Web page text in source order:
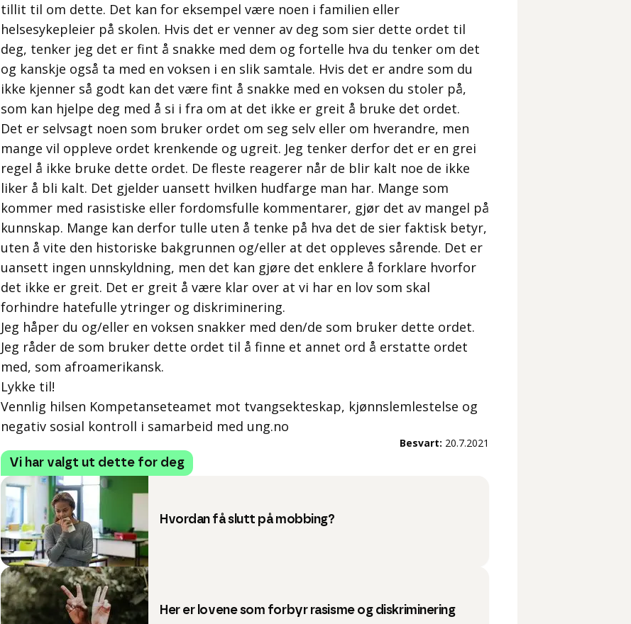
tillit til om dette. Det kan for eksempel være noen i familien eller
helsesykepleier på skolen. Hvis det er venner av deg som sier dette ordet til
deg, tenker jeg det er fint å snakke med dem og fortelle hva du tenker om det
og kanskje også ta med en voksen i en slik samtale. Hvis det er andre som du
ikke kjenner så godt kan det være fint å snakke med en voksen du stoler på,
som kan hjelpe deg med å si i fra om at det ikke er greit å bruke det ordet.
Det er selvsagt noen som bruker ordet om seg selv eller om hverandre, men
mange vil oppleve ordet krenkende og ugreit. Jeg tenker derfor det er en grei
regel å ikke bruke dette ordet. De fleste reagerer når de blir kalt noe de ikke
liker å bli kalt. Det gjelder uansett hvilken hudfarge man har. Mange som
kommer med rasistiske eller fordomsfulle kommentarer, gjør det av mangel på
kunnskap. Mange kan derfor tulle uten å tenke på hva det de sier faktisk betyr,
uten å vite den historiske bakgrunnen og/eller at det oppleves sårende. Det er
uansett ingen unnskyldning, men det kan gjøre det enklere å forklare hvorfor
det ikke er greit. Det er greit å være klar over at vi har en lov som skal
forhindre hatefulle ytringer og diskriminering.
Jeg håper du og/eller en voksen snakker med den/de som bruker dette ordet.
Jeg råder de som bruker dette ordet til å finne et annet ord å erstatte ordet
med, som afroamerikansk.
Lykke til!
Vennlig hilsen Kompetanseteamet mot tvangsekteskap, kjønnslemlestelse og
negativ sosial kontroll i samarbeid med ung.no
Besvart: 20.7.2021
Vi har valgt ut dette for deg
Hvordan få slutt på mobbing?
Her er lovene som forbyr rasisme og diskriminering